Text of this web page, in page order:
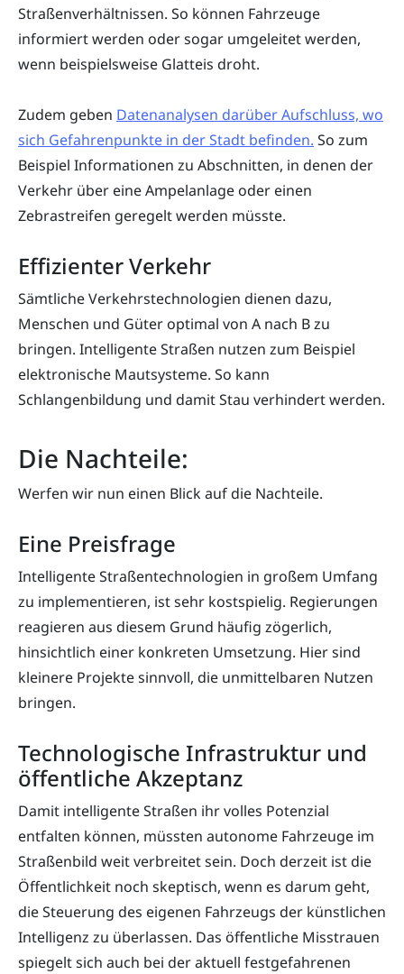
Straßenverhältnissen. So können Fahrzeuge
informiert werden oder sogar umgeleitet werden,
wenn beispielsweise Glatteis droht.
Zudem geben Datenanalysen darüber Aufschluss, wo
sich Gefahrenpunkte in der Stadt befinden. So zum
Beispiel Informationen zu Abschnitten, in denen der
Verkehr über eine Ampelanlage oder einen
Zebrastreifen geregelt werden müsste.
Effizienter Verkehr
Sämtliche Verkehrstechnologien dienen dazu,
Menschen und Güter optimal von A nach B zu
bringen. Intelligente Straßen nutzen zum Beispiel
elektronische Mautsysteme. So kann
Schlangenbildung und damit Stau verhindert werden.
Die Nachteile:
Werfen wir nun einen Blick auf die Nachteile.
Eine Preisfrage
Intelligente Straßentechnologien in großem Umfang
zu implementieren, ist sehr kostspielig. Regierungen
reagieren aus diesem Grund häufig zögerlich,
hinsichtlich einer konkreten Umsetzung. Hier sind
kleinere Projekte sinnvoll, die unmittelbaren Nutzen
bringen.
Technologische Infrastruktur und
öffentliche Akzeptanz
Damit intelligente Straßen ihr volles Potenzial
entfalten können, müssten autonome Fahrzeuge im
Straßenbild weit verbreitet sein. Doch derzeit ist die
Öffentlichkeit noch skeptisch, wenn es darum geht,
die Steuerung des eigenen Fahrzeugs der künstlichen
Intelligenz zu überlassen. Das öffentliche Misstrauen
spiegelt sich auch bei der aktuell festgefahrenen